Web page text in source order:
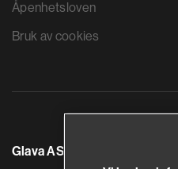
Åpenhetsloven
Bruk av cookies
Glava AS